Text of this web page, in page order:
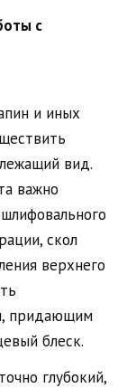
с
и иных
вид.
важно
скол
верхнего
придающим
блеск.
глубокий,